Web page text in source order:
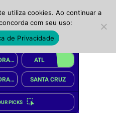
utiliza cookies. Ao continuar a
com seu uso:
de Privacidade